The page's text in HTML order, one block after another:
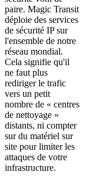
paire. Magic Transit
déploie des services
de sécurité IP sur
l'ensemble de notre
réseau mondial.
Cela signifie qu'il
ne faut plus
rediriger le trafic
vers un petit
nombre de « centres
de nettoyage »
distants, ni compter
sur du matériel sur
site pour limiter les
attaques de votre
infrastructure.